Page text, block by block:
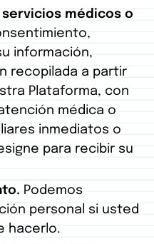
médicos o
información,
recopilada a partir
Plataforma, con
médica o
inmediatos o
para recibir su
Podemos
personal si usted
hacerlo.